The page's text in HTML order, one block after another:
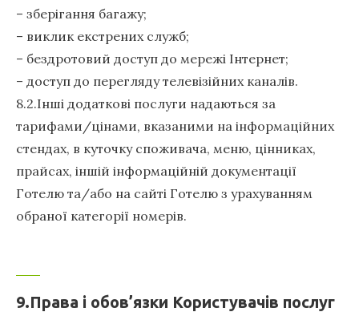
– зберігання багажу;
– виклик екстрених служб;
– бездротовий доступ до мережі Інтернет;
– доступ до перегляду телевізійних каналів.
8.2.Інші додаткові послуги надаються за
тарифами/цінами, вказаними на інформаційних
стендах, в куточку споживача, меню, цінниках,
прайсах, іншій інформаційній документації
Готелю та/або на сайті Готелю з урахуванням
обраної категорії номерів.
9.Права і обов’язки Користувачів послуг